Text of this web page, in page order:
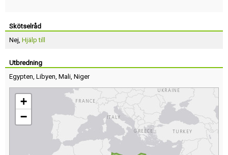
Skötselråd
Nej, Hjälp till
Utbredning
Egypten, Libyen, Mali, Niger
+
−